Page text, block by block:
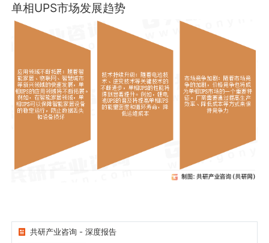
单相UPS市场发展趋势
共研产业咨询 - 深度报告